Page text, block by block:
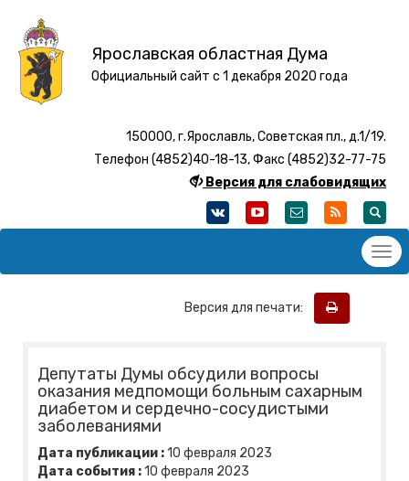
Ярославская областная Дума
Официальный сайт с 1 декабря 2020 года
150000, г.Ярославль, Советская пл., д.1/19.
Телефон (4852)40-18-13, Факс (4852)32-77-75
Версия для слабовидящих
Версия для печати:
Депутаты Думы обсудили вопросы
оказания медпомощи больным сахарным
диабетом и сердечно-сосудистыми
заболеваниями
Дата публикации :10 февраля 2023
Дата события :10 февраля 2023